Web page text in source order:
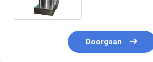
Doorgaan